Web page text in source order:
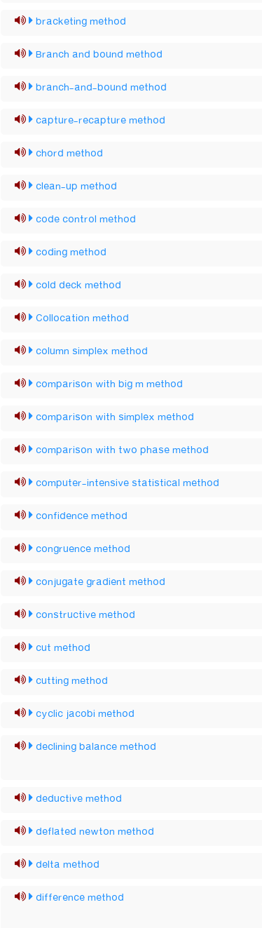
bracketing method
Branch and bound method
branch-and-bound method
capture-recapture method
chord method
clean-up method
code control method
coding method
cold deck method
Collocation method
column simplex method
comparison with big m method
comparison with simplex method
comparison with two phase method
computer-intensive statistical method
confidence method
congruence method
conjugate gradient method
constructive method
cut method
cutting method
cyclic jacobi method
declining balance method
deductive method
deflated newton method
delta method
difference method